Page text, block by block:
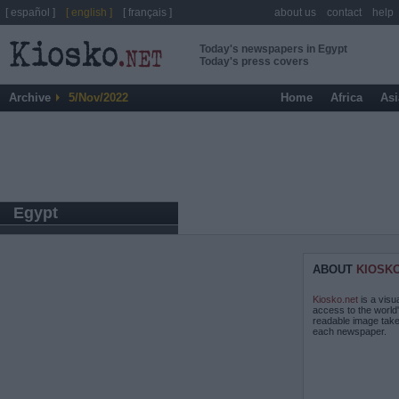
Today's newspapers in Egypt
Today's press covers
Archive 5/Nov/2022 Home Africa
Egypt
ABOUT
Kiosko.net is a
access to the
readable image
each newspaper.
[ español ] [ english ] [ français ] about us contact help